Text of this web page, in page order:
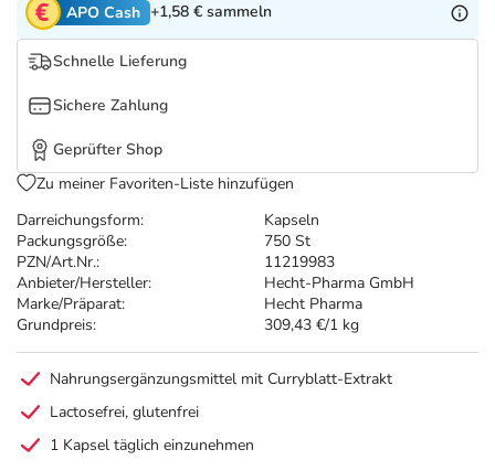
Tierapotheke
Marken
Salus Deals
Darreichungsform:
Kapseln
Packungsgröße:
750 St
PZN/Art.Nr.:
11219983
Anbieter/Hersteller:
Hecht-Pharma GmbH
Marke/Präparat:
Hecht Pharma
Grundpreis:
309,43 €/1 kg
APO Cash +1,58 € sammeln
Schnelle Lieferung
Sichere Zahlung
Geprüfter Shop
Zu meiner Favoriten-Liste hinzufügen
Nahrungsergänzungsmittel mit Curryblatt-Extrakt
Lactosefrei, glutenfrei
1 Kapsel täglich einzunehmen